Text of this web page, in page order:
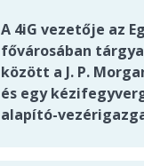
A 4iG vezetője az
fővárosában
között a J. P.
és egy
alapító-